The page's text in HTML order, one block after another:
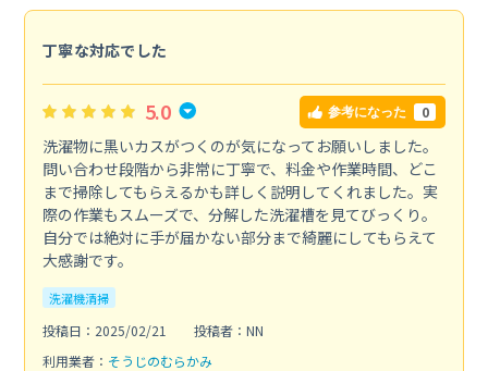
丁寧な対応でした
5.0 参考になった 0
洗濯物に黒いカスがつくのが気になってお願いしました。
問い合わせ段階から非常に丁寧で、料金や作業時間、どこ
まで掃除してもらえるかも詳しく説明してくれました。実
際の作業もスムーズで、分解した洗濯槽を見てびっくり。
自分では絶対に手が届かない部分まで綺麗にしてもらえて
大感謝です。
洗濯機清掃
投稿日：2025/02/21
投稿者：NN
利用業者： そうじのむらかみ